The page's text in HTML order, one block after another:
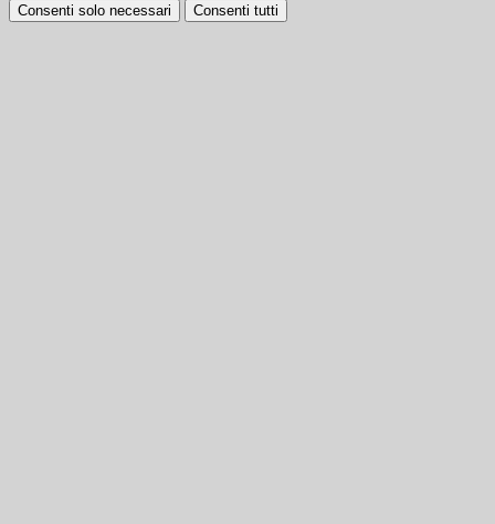
Consenti solo necessari Consenti tutti